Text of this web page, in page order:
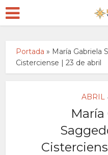
Portada » María Gabriela
Cisterciense | 23 de abril
ABRIL •
María